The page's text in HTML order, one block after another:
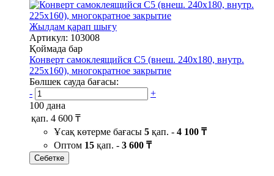
Жылдам қарап шығу
Артикул: 103008
Қоймада бар
Конверт самоклеящийся С5 (внеш. 240х180, внутр.
225х160), многократное закрытие
Бөлшек сауда бағасы:
-
+
100 дана
қап. 4 600 ₸
Ұсақ көтерме бағасы 5 қап. - 4 100 ₸
Оптом 15 қап. - 3 600 ₸
Себетке